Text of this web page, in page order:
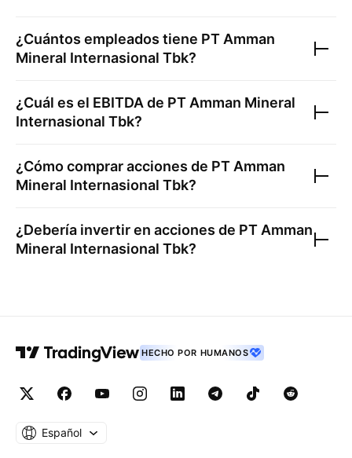
¿Cuántos empleados tiene PT Amman
Mineral Internasional Tbk?
¿Cuál es el EBITDA de PT Amman Mineral
Internasional Tbk?
¿Cómo comprar acciones de PT Amman
Mineral Internasional Tbk?
¿Debería invertir en acciones de PT Amman
Mineral Internasional Tbk?
HECHO POR HUMANOS
Español